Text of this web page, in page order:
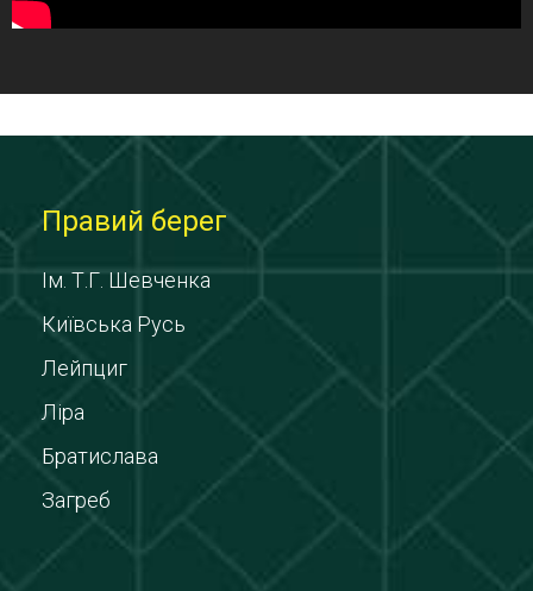
Правий берег
Ім. Т.Г. Шевченка
Київська Русь
Лейпциг
Ліра
Братислава
Загреб